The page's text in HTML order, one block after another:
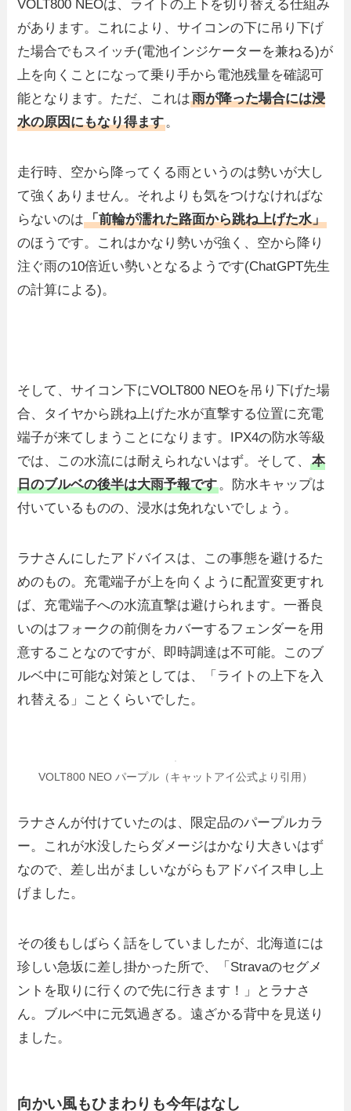
VOLT800 NEOは、ライトの上下を切り替える仕組み
があります。これにより、サイコンの下に吊り下げ
た場合でもスイッチ(電池インジケーターを兼ねる)が
上を向くことになって乗り手から電池残量を確認可
能となります。ただ、これは雨が降った場合には浸
水の原因にもなり得ます。
走行時、空から降ってくる雨というのは勢いが大し
て強くありません。それよりも気をつけなければな
らないのは「前輪が濡れた路面から跳ね上げた水」
のほうです。これはかなり勢いが強く、空から降り
注ぐ雨の10倍近い勢いとなるようです(ChatGPT先生
の計算による)。
そして、サイコン下にVOLT800 NEOを吊り下げた場
合、タイヤから跳ね上げた水が直撃する位置に充電
端子が来てしまうことになります。IPX4の防水等級
では、この水流には耐えられないはず。そして、本
日のブルベの後半は大雨予報です。防水キャップは
付いているものの、浸水は免れないでしょう。
ラナさんにしたアドバイスは、この事態を避けるた
めのもの。充電端子が上を向くように配置変更すれ
ば、充電端子への水流直撃は避けられます。一番良
いのはフォークの前側をカバーするフェンダーを用
意することなのですが、即時調達は不可能。このブ
ルベ中に可能な対策としては、「ライトの上下を入
れ替える」ことくらいでした。
VOLT800 NEO パープル（キャットアイ公式より引用）
ラナさんが付けていたのは、限定品のパープルカラ
ー。これが水没したらダメージはかなり大きいはず
なので、差し出がましいながらもアドバイス申し上
げました。
その後もしばらく話をしていましたが、北海道には
珍しい急坂に差し掛かった所で、「Stravaのセグメ
ントを取りに行くので先に行きます！」とラナさ
ん。ブルベ中に元気過ぎる。遠ざかる背中を見送り
ました。
向かい風もひまわりも今年はなし